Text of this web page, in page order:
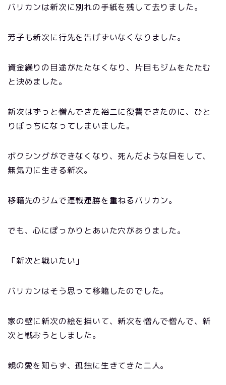
バリカンは新次に別れの手紙を残して去りました。
芳子も新次に行先を告げずいなくなりました。
資金繰りの目途がたたなくなり、片目もジムをたたむ
と決めました。
新次はずっと憎んできた裕二に復讐できたのに、ひと
りぼっちになってしまいました。
ボクシングができなくなり、死んだような目をして、
無気力に生きる新次。
移籍先のジムで連戦連勝を重ねるバリカン。
でも、心にぽっかりとあいた穴がありました。
「新次と戦いたい」
バリカンはそう思って移籍したのでした。
家の壁に新次の絵を描いて、新次を憎んで憎んで、新
次と戦おうとしました。
親の愛を知らず、孤独に生きてきた二人。